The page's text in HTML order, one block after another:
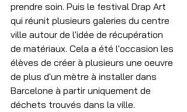
prendre soin. Puis le festival Drap Art
qui réunit plusieurs galeries du centre
ville autour de l'idée de récupération
de matériaux. Cela a été l'occasion les
élèves de créer à plusieurs une oeuvre
de plus d'un mètre à installer dans
Barcelone à partir uniquement de
déchets trouvés dans la ville.